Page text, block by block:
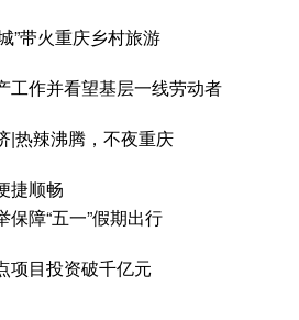
”带火重庆乡村旅游
工作并看望基层一线劳动者
|热辣沸腾，不夜重庆
捷顺畅
障“五一”假期出行
项目投资破千亿元